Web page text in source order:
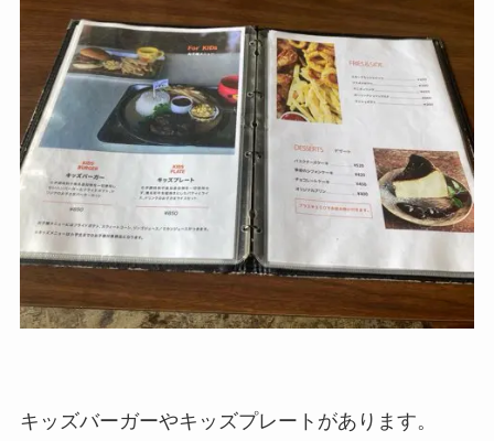
キッズバーガーやキッズプレートがあります。